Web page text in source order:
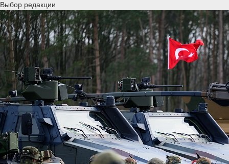
Выбор редакции